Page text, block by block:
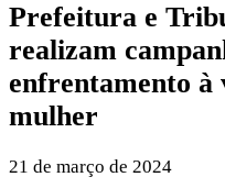
Prefeitura e
realizam
enfrentamento à
mulher
21 de março de 2024